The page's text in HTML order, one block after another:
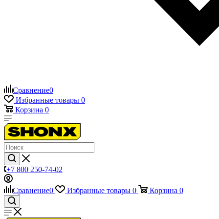
Сравнение0
Избранные товары 0
Корзина 0
+7 800 250-74-02
Сравнение0 Избранные товары 0 Корзина 0